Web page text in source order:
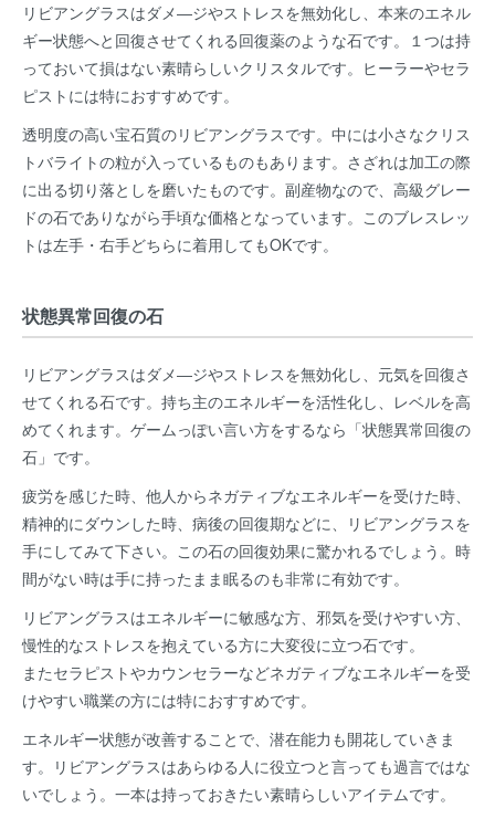
リビアングラスはダメ―ジやストレスを無効化し、本来のエネル
ギー状態へと回復させてくれる回復薬のような石です。１つは持
っておいて損はない素晴らしいクリスタルです。ヒーラーやセラ
ピストには特におすすめです。
透明度の高い宝石質のリビアングラスです。中には小さなクリス
トバライトの粒が入っているものもあります。さざれは加工の際
に出る切り落としを磨いたものです。副産物なので、高級グレー
ドの石でありながら手頃な価格となっています。このブレスレッ
トは左手・右手どちらに着用してもOKです。
状態異常回復の石
リビアングラスはダメ―ジやストレスを無効化し、元気を回復さ
せてくれる石です。持ち主のエネルギーを活性化し、レベルを高
めてくれます。ゲームっぽい言い方をするなら「状態異常回復の
石」です。
疲労を感じた時、他人からネガティブなエネルギーを受けた時、
精神的にダウンした時、病後の回復期などに、リビアングラスを
手にしてみて下さい。この石の回復効果に驚かれるでしょう。時
間がない時は手に持ったまま眠るのも非常に有効です。
リビアングラスはエネルギーに敏感な方、邪気を受けやすい方、
慢性的なストレスを抱えている方に大変役に立つ石です。
またセラピストやカウンセラーなどネガティブなエネルギーを受
けやすい職業の方には特におすすめです。
エネルギー状態が改善することで、潜在能力も開花していきま
す。リビアングラスはあらゆる人に役立つと言っても過言ではな
いでしょう。一本は持っておきたい素晴らしいアイテムです。